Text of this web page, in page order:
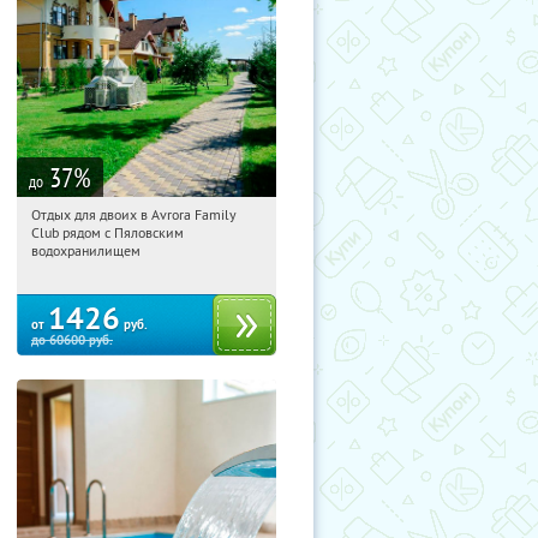
до 37%
00:08:09 Купили:
Московская обл., Мытищинский р-н,
Отдых для двоих в Avrora Family
Club рядом с Пяловским
водохранилищем
от 1426 руб.
до60600руб.